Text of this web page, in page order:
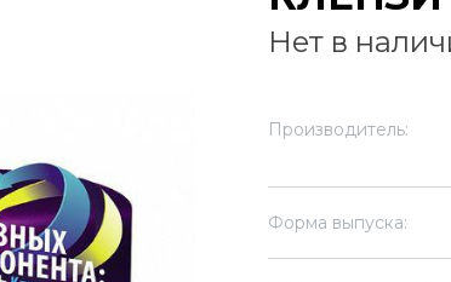
Нет в
Производитель:
Форма выпуска: